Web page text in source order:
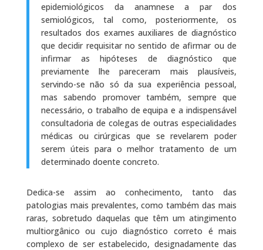
epidemiológicos da anamnese a par dos
semiológicos, tal como, posteriormente, os
resultados dos exames auxiliares de diagnóstico
que decidir requisitar no sentido de afirmar ou de
infirmar as hipóteses de diagnóstico que
previamente lhe pareceram mais plausíveis,
servindo-se não só da sua experiência pessoal,
mas sabendo promover também, sempre que
necessário, o trabalho de equipa e a indispensável
consultadoria de colegas de outras especialidades
médicas ou cirúrgicas que se revelarem poder
serem úteis para o melhor tratamento de um
determinado doente concreto.
Dedica-se assim ao conhecimento, tanto das
patologias mais prevalentes, como também das mais
raras, sobretudo daquelas que têm um atingimento
multiorgânico ou cujo diagnóstico correto é mais
complexo de ser estabelecido, designadamente das